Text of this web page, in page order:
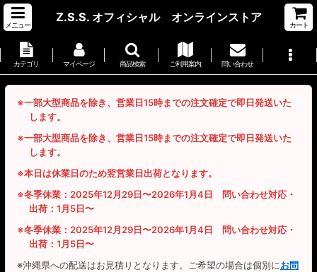
メニュー
Z.S.S. オフィシャル オンラインストア
カート
カテゴリ マイページ 商品検索 ご利用案内 問い合わせ
※一部大型商品を除き、営業日15時までの注文確定で即日発送いた
します。
※一部大型商品を除き、営業日15時までの注文確定で即日発送いた
します。
※本日は休業日のため翌営業日出荷となります。
※冬季休業：2025年12月29日〜2026年1月4日 問い合わせ対応・
出荷：1月5日〜
※冬季休業：2025年12月29日〜2026年1月4日 問い合わせ対応・
出荷：1月5日〜
※沖縄県への配送はお見積りとなります。ご希望の場合は個別にお問